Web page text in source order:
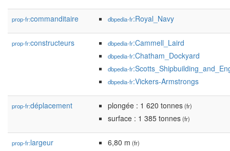
prop-fr:commanditaire dbpedia-fr:Royal_Navy
prop-fr:constructeurs dbpedia-fr:Cammell_Laird
dbpedia-fr:Chatham_Dockyard
dbpedia-fr
dbpedia-fr:Vickers-Armstrongs
prop-fr:déplacement plongée : 1 620 tonnes(fr)
surface : 1 385 tonnes(fr)
prop-fr:largeur 6,80 m (fr)